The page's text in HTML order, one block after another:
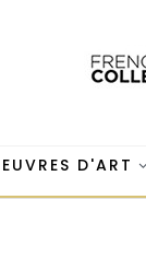
D'ART